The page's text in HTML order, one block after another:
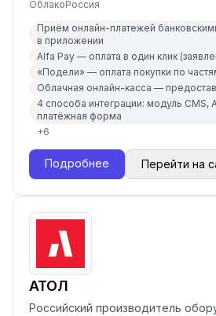
ОблакоРоссия
Приём онлайн-платежей
в приложении
Alfa Pay — оплата в один клик
«Подели» — оплата покупки по
Облачная онлайн-касса —
4 способа интеграции: модуль CMS,
платёжная форма
+6
Подробнее Перейти на
АТОЛ
Российский производитель